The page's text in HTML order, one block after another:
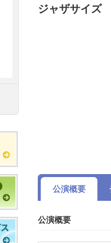
ジャザサイズ
公演概要
公演概要